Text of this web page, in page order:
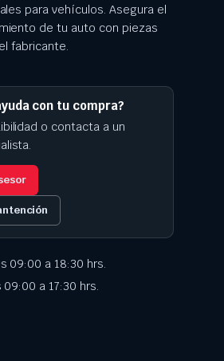
para vehículos. Asegura el
de tu auto con piezas
fabricante.
con tu compra?
o contacta a un
09:00 a 18:30 hrs.
a 17:30 hrs.